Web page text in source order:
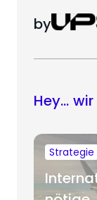
by
Hey…
Strategie